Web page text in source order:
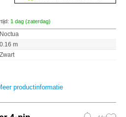
1 dag (zaterdag)
Noctua
0.16 m
Zwart
productinformatie